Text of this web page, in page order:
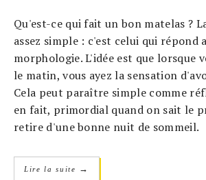
Qu'est-ce qui fait un bon matelas ?
assez simple : c'est celui qui répond
morphologie. L'idée est que lorsque
le matin, vous ayez la sensation
Cela peut paraître simple comme
en fait, primordial quand on sait le
retire d'une bonne nuit de sommeil.
Lire la suite →